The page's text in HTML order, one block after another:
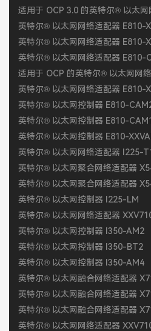
适用于 OCP 3.0 的英特尔® 以太
英特尔® 以太网网络适配器 E810-
英特尔® 以太网网络适配器 E810-
英特尔® 以太网网络适配器 E810-
适用于 OCP 的英特尔® 以太网网
英特尔® 以太网网络适配器 E810-
英特尔® 以太网控制器 E810-
英特尔® 以太网控制器 E810-CAM1
英特尔® 以太网控制器 E810-
英特尔® 以太网网络适配器 I225-T1
英特尔® 以太网聚合网络适配器
英特尔® 以太网聚合网络适配器
英特尔® 以太网控制器 I225-LM
英特尔® 以太网网络适配器
英特尔® 以太网控制器 I350-AM2
英特尔® 以太网控制器 I350-BT2
英特尔® 以太网控制器 I350-AM4
英特尔® 以太网融合网络适配器
英特尔® 以太网融合网络适配器
英特尔® 以太网融合网络适配器
英特尔® 以太网网络适配器